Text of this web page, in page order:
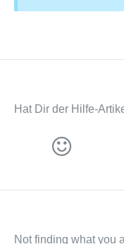
Hat Dir der Hilfe-
Not finding what you